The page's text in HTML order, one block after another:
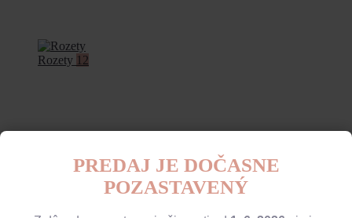
Rozety 12
PREDAJ JE DOČASNE
POZASTAVENÝ